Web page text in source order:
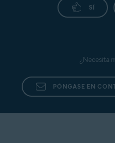
SÍ
¿Necesita
PÓNGASE EN